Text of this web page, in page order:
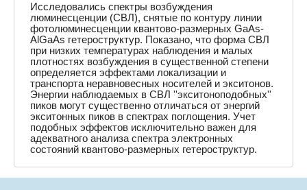
Исследовались спектры возбуждения
люминесценции (СВЛ), снятые по контуру линии
фотолюминесценции квантово-размерных GaAs-
AlGaAs гетероструктур. Показано, что форма СВЛ
при низких температурах наблюдения и малых
плотностях возбуждения в существенной степени
определяется эффектами локализации и
транспорта неравновесных носителей и экситонов.
Энергии наблюдаемых в СВЛ ''экситоноподобных''
пиков могут существенно отличаться от энергий
экситонных пиков в спектрах поглощения. Учет
подобных эффектов исключительно важен для
адекватного анализа спектра электронных
состояний квантово-размерных гетероструктур.